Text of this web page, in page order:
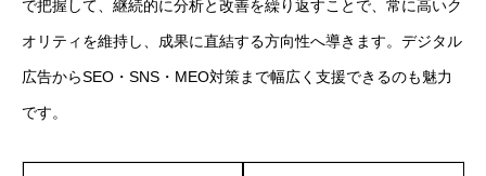
で把握して、継続的に分析と改善を繰り返すことで、常に高いク
オリティを維持し、成果に直結する方向性へ導きます。デジタル
広告からSEO・SNS・MEO対策まで幅広く支援できるのも魅力
です。